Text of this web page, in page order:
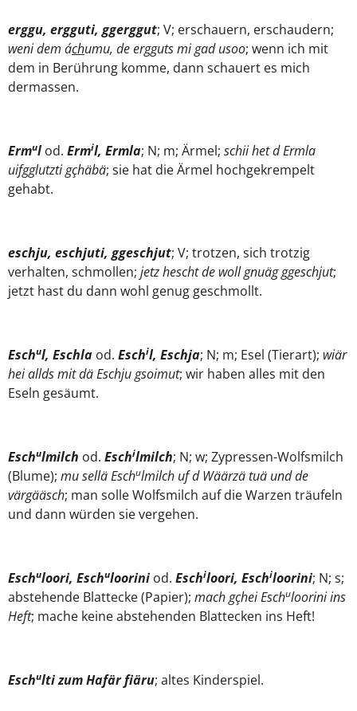
erggu, ergguti, ggerggut; V; erschauern, erschaudern;
weni dem áchumu, de ergguts mi gad usoo; wenn ich mit
dem in Berührung komme, dann schauert es mich
dermassen.
Ermulod. Ermil, Ermla; N; m; Ärmel; schii het d Ermla
uifgglutzti gçhäbä; sie hat die Ärmel hochgekrempelt
gehabt.
eschju, eschjuti, ggeschjut; V; trotzen, sich trotzig
verhalten, schmollen; jetz hescht de woll gnuäg ggeschjut;
jetzt hast du dann wohl genug geschmollt.
Eschul, Eschla od. Eschil, Eschja; N; m; Esel (Tierart); wiär
hei allds mit dä Eschju gsoimut; wir haben alles mit den
Eseln gesäumt.
Eschulmilch od. Eschilmilch; N; w; Zypressen-Wolfsmilch
(Blume); mu sellä Eschulmilch uf d Wäärzä tuä und de
värgääsch; man solle Wolfsmilch auf die Warzen träufeln
und dann würden sie vergehen.
Eschuloori, Eschuloorini od. Eschiloori, Eschiloorini; N; s;
abstehende Blattecke (Papier); mach gçhei Eschuloorini ins
Heft; mache keine abstehenden Blattecken ins Heft!
Eschulti zum Hafär fiäru; altes Kinderspiel.